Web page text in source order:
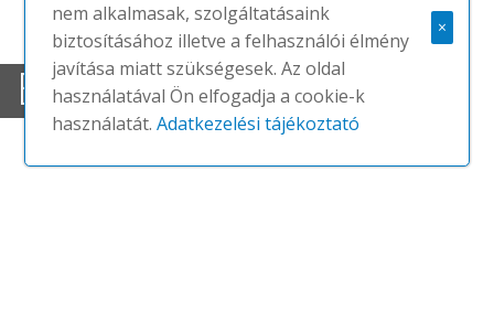
EHHEZ AJÁNLJUK
nem alkalmasak, szolgáltatásaink
biztosításához illetve a felhasználói élmény
javítása miatt szükségesek. Az oldal
használatával Ön elfogadja a cookie-k
használatát.Adatkezelési tájékoztató
×